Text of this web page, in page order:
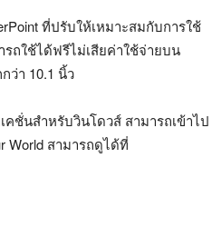
ที่ปรับให้เหมาะสมกับการใช้
ถใช้ได้ฟรีไม่เสียค่าใช้จ่ายบน
ว่า 10.1 นิ้ว
ชั่นสำหรับวินโดวส์ สามารถเข้าไป
World สามารถดูได้ที่